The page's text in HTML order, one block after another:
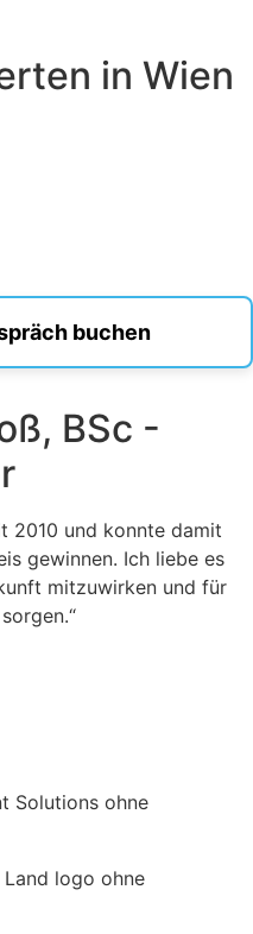
in Wien
buchen
BSc -
2010 und konnte damit
gewinnen. Ich liebe es
mitzuwirken und für